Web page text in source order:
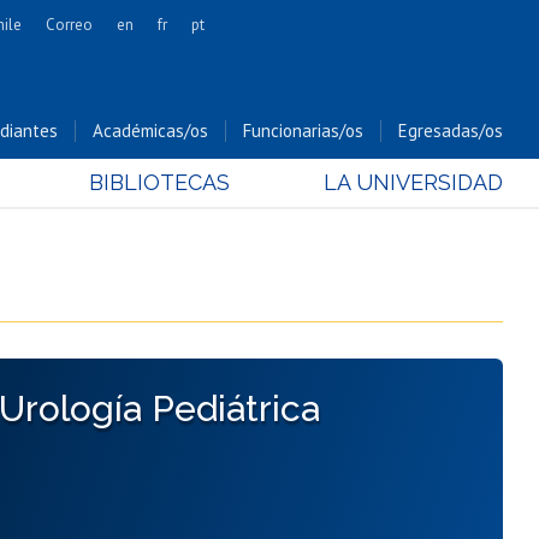
Cs. Forestales y Conservación
Cs. Sociales
Bachillerato
Correo en fr pt
Académicas/os Funcionarias/os Egresadas/os
BIBLIOTECAS LA UNIVERSIDAD
Pediátrica